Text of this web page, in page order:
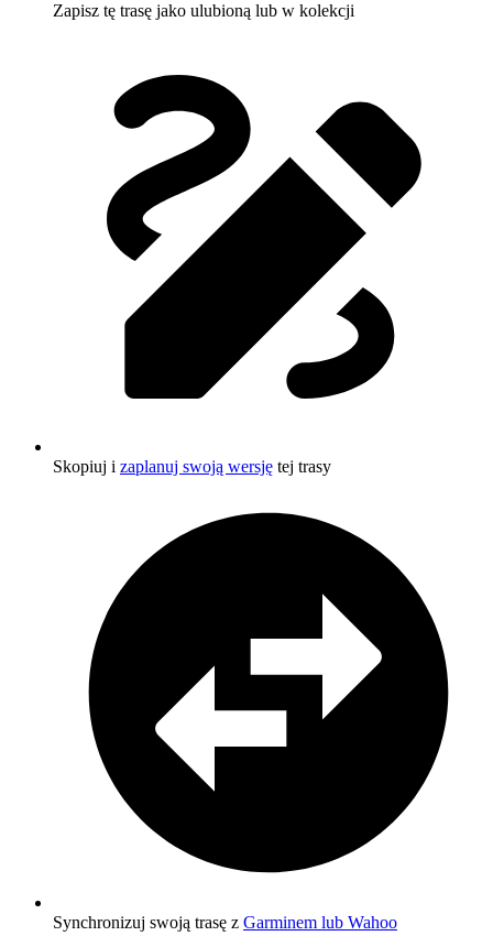
Zapisz tę trasę jako ulubioną lub w kolekcji
Skopiuj i zaplanuj swoją wersję tej trasy
Synchronizuj swoją trasę z Garminem lub Wahoo